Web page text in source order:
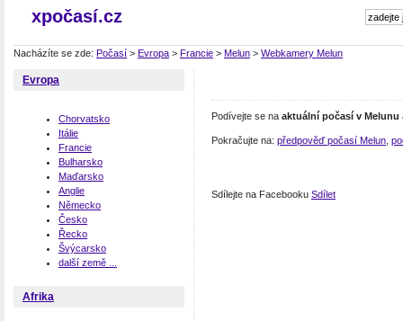
xpočasí.cz
Nacházíte se zde: Počasí > Evropa > Francie > Melun > Webkamery Melun
Evropa
Chorvatsko
Itálie
Francie
Bulharsko
Maďarsko
Anglie
Německo
Česko
Řecko
Švýcarsko
další země ...
Afrika
Podívejte se na aktuální počasí v Melunu
Pokračujte na: předpověď počasí Melun
Sdílejte na Facebooku Sdílet